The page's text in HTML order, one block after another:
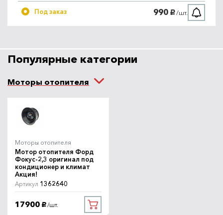
Под заказ 990 руб./шт.
Популярные категории
Моторы отопителя
Моторы отопителя
Мотор отопителя Форд
Фокус-2,3 оригинал под
кондиционер и климат
Акция!
Артикул 1362640
17900 руб. /шт.